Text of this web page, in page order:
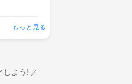
もっと見る
しよう!